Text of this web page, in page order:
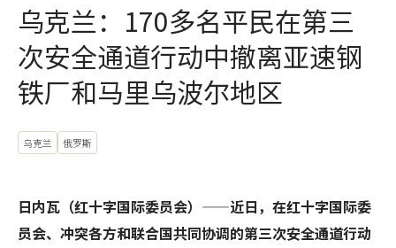
乌克兰：170多名平民在第三
次安全通道行动中撤离亚速钢
铁厂和马里乌波尔地区
乌克兰 俄罗斯
日内瓦（红十字国际委员会）——近日，在红十字国际委
员会、冲突各方和联合国共同协调的第三次安全通道行动